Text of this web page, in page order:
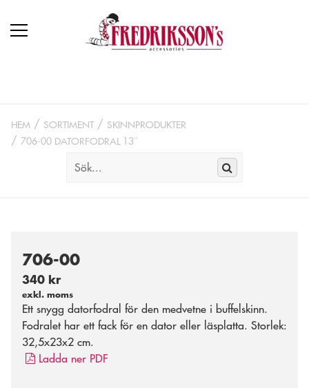
HEM SORTIMENT
SKINNPRODUKTER
706-00 DATORFODRAL 13″
706-00
340 kr
exkl. moms
Ett snygg datorfodral för den medvetne i buffelskinn.
Fodralet har ett fack för en dator eller läsplatta. Storlek:
32,5x23x2 cm.
Ladda ner PDF